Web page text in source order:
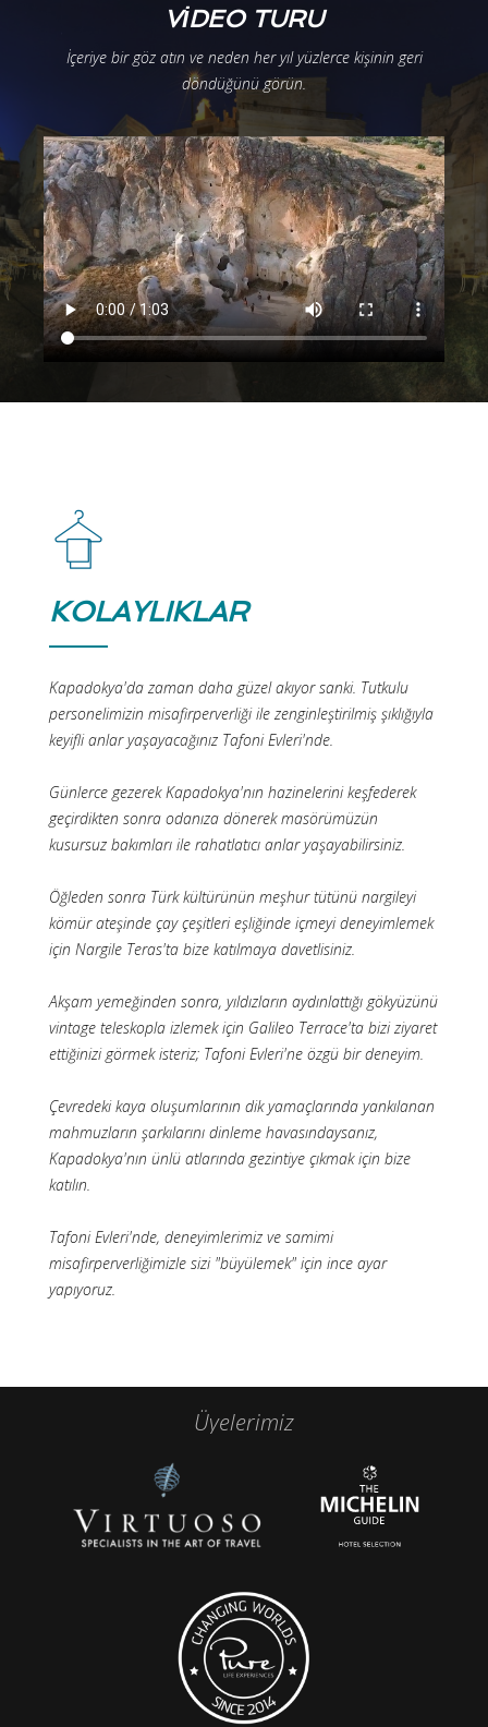
VİDEO TURU
İçeriye bir göz atın ve neden her yıl yüzlerce kişinin geri
döndüğünü görün.
KOLAYLIKLAR
Kapadokya'da zaman daha güzel akıyor sanki. Tutkulu
personelimizin misafirperverliği ile zenginleştirilmiş şıklığıyla
keyifli anlar yaşayacağınız Tafoni Evleri'nde.
Günlerce gezerek Kapadokya'nın hazinelerini keşfederek
geçirdikten sonra odanıza dönerek masörümüzün
kusursuz bakımları ile rahatlatıcı anlar yaşayabilirsiniz.
Öğleden sonra Türk kültürünün meşhur tütünü nargileyi
kömür ateşinde çay çeşitleri eşliğinde içmeyi deneyimlemek
için Nargile Teras'ta bize katılmaya davetlisiniz.
Akşam yemeğinden sonra, yıldızların aydınlattığı gökyüzünü
vintage teleskopla izlemek için Galileo Terrace'ta bizi ziyaret
ettiğinizi görmek isteriz; Tafoni Evleri'ne özgü bir deneyim.
Çevredeki kaya oluşumlarının dik yamaçlarında yankılanan
mahmuzların şarkılarını dinleme havasındaysanız,
Kapadokya'nın ünlü atlarında gezintiye çıkmak için bize
katılın.
Tafoni Evleri'nde, deneyimlerimiz ve samimi
misafirperverliğimizle sizi "büyülemek" için ince ayar
yapıyoruz.
Üyelerimiz